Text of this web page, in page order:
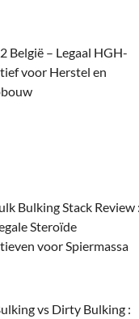
België – Legaal HGH-
voor Herstel en
Bulking Stack Review :
Steroïde
voor Spiermassa
vs Dirty Bulking :